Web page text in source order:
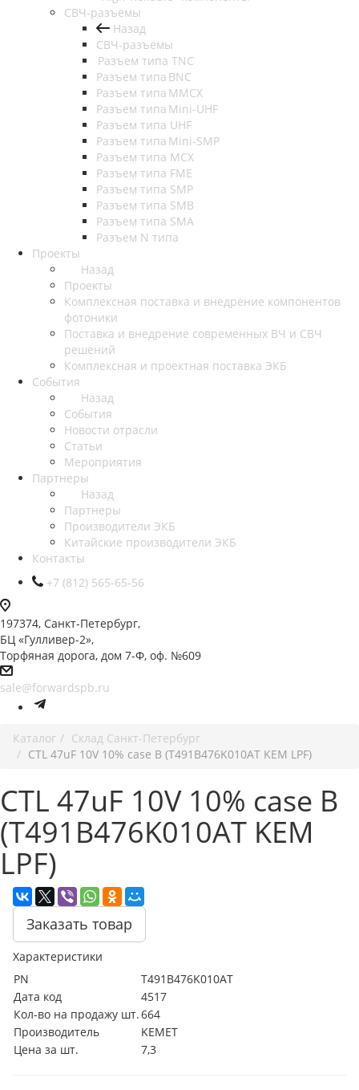
СВЧ-разъёмы
Назад
СВЧ-разъёмы
Разъем типа TNC
Разъем типа BNC
Разъем типа MMCX
Разъем типа Mini-UHF
Разъем типа UHF
Разъем типа Mini-SMP
Разъем типа MCX
Разъем типа FME
Разъем типа SMP
Разъем типа SMB
Разъем типа SMA
Разъем N типа
Проекты
Назад
Проекты
Комплексная поставка и внедрение компонентов
фотоники
Поставка и внедрение современных ВЧ и СВЧ
решений
Комплексная и проектная поставка ЭКБ
События
Назад
События
Новости отрасли
Статьи
Мероприятия
Партнеры
Назад
Партнеры
Производители ЭКБ
Китайские производители ЭКБ
Контакты
+7 (812) 565-65-56
197374, Санкт-Петербург,
БЦ «Гулливер-2»,
Торфяная дорога, дом 7-Ф, оф. №609
sale@forwardspb.ru
Каталог
Cклад Санкт-Петербург
CTL 47uF 10V 10% case B (T491B476K010AT KEM LPF)
CTL 47uF 10V 10% case B
(T491B476K010AT KEM
LPF)
Заказать товар
Характеристики
PN
T491B476K010AT
Дата код
4517
Кол-во на продажу шт.664
Производитель
KEMET
Цена за шт.
7,3